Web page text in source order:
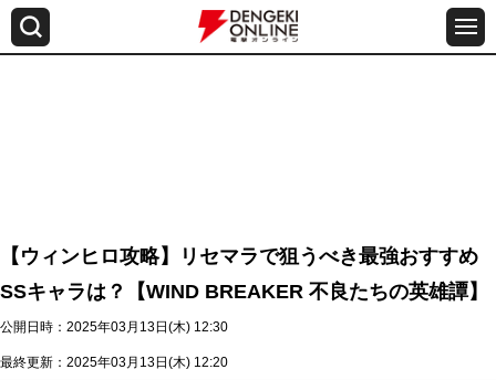
【ウィンヒロ攻略】リセマラで狙うべき最強おすすめ
SSキャラは？【WIND BREAKER 不良たちの英雄譚】
公開日時：2025年03月13日(木) 12:30
最終更新：2025年03月13日(木) 12:20